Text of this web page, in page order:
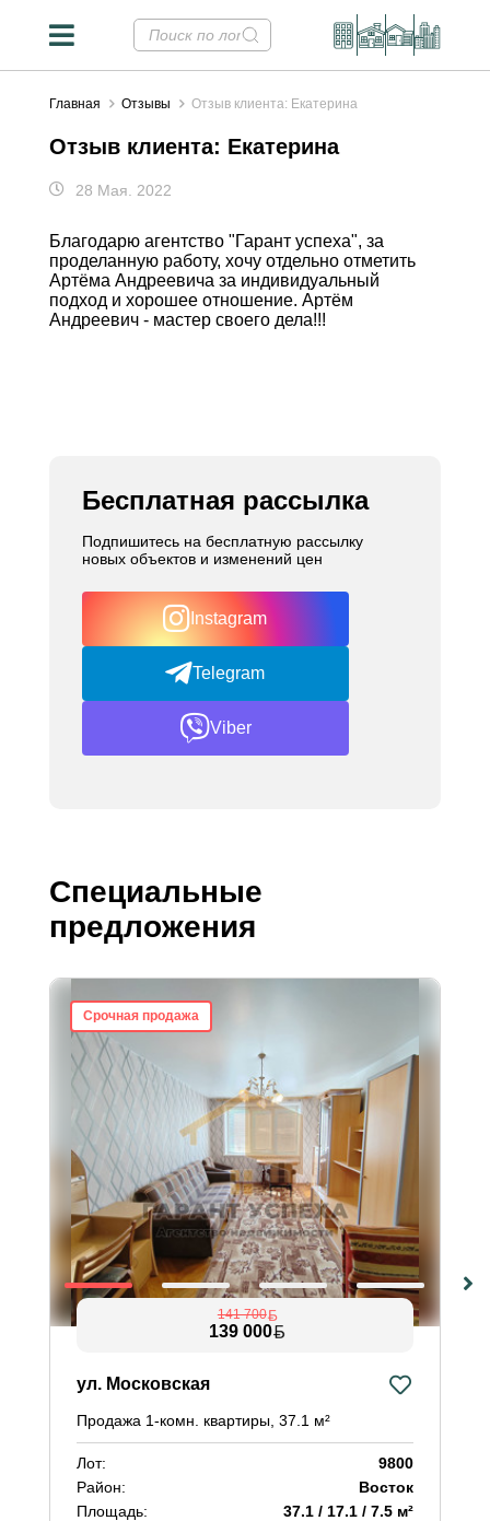
Главная Отзывы Отзыв клиента: Екатерина
Отзыв клиента: Екатерина
28 Мая. 2022
Благодарю агентство "Гарант успеха", за
проделанную работу, хочу отдельно отметить
Артёма Андреевича за индивидуальный
подход и хорошее отношение. Артём
Андреевич - мастер своего дела!!!
Бесплатная рассылка
Подпишитесь на бесплатную рассылку
новых объектов и изменений цен
Instagram
Telegram
Viber
Специальные
предложения
Срочная продажа
141 700
139 000
ул. Московская
Продажа 1-комн. квартиры, 37.1 м²
Лот:
9800
Район:
Восток
Площадь:
37.1 / 17.1 / 7.5 м²